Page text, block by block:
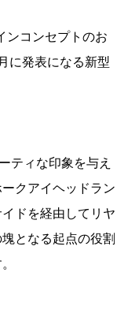
ンコンセプトのお
に発表になる新型
ティな印象を与え
クアイヘッドラン
ドを経由してリヤ
となる起点の役割